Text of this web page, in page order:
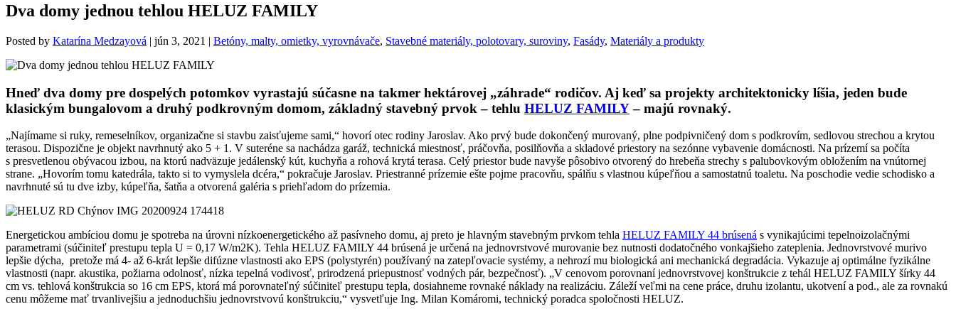
Dva domy jednou tehlou HELUZ FAMILY
Posted by Katarína Medzayová | jún 3, 2021 | Betóny, malty, omietky, vyrovnávače, Stavebné materiály, polotovary, suroviny, Fasády, Materiály a produkty
Hneď dva domy pre dospelých potomkov vyrastajú súčasne na takmer hektárovej „záhrade“ rodičov. Aj keď sa projekty architektonicky líšia, jeden bude
klasickým bungalovom a druhý podkrovným domom, základný stavebný prvok – tehlu HELUZ FAMILY– majú rovnaký.
„Najímame si ruky, remeselníkov, organizačne si stavbu zaisťujeme sami,“ hovorí otec rodiny Jaroslav. Ako prvý bude dokončený murovaný, plne podpivničený dom s podkrovím, sedlovou strechou a krytou
terasou. Dispozične je objekt navrhnutý ako 5 + 1. V suteréne sa nachádza garáž, technická miestnosť, práčovňa, posilňovňa a skladové priestory na sezónne vybavenie domácnosti. Na prízemí sa počíta
s presvetlenou obývacou izbou, na ktorú nadväzuje jedálenský kút, kuchyňa a rohová krytá terasa. Celý priestor bude navyše pôsobivo otvorený do hrebeňa strechy s palubovkovým obložením na vnútornej
strane. „Hovorím tomu katedrála, takto si to vymyslela dcéra,“ pokračuje Jaroslav. Priestranné prízemie ešte pojme pracovňu, spálňu s vlastnou kúpeľňou a samostatnú toaletu. Na poschodie vedie schodisko a
navrhnuté sú tu dve izby, kúpeľňa, šatňa a otvorená galéria s priehľadom do prízemia.
Energetickou ambíciou domu je spotreba na úrovni nízkoenergetického až pasívneho domu, aj preto je hlavným stavebným prvkom tehla HELUZ FAMILY 44 brúsená s vynikajúcimi tepelnoizolačnými
parametrami (súčiniteľ prestupu tepla U = 0,17 W/m2K). Tehla HELUZ FAMILY 44 brúsená je určená na jednovrstvové murovanie bez nutnosti dodatočného vonkajšieho zateplenia. Jednovrstvové murivo
lepšie dýcha, pretože má 4- až 6-krát lepšie difúzne vlastnosti ako EPS (polystyrén) používaný na zatepľovacie systémy, a nehrozí mu biologická ani mechanická degradácia. Vykazuje aj optimálne fyzikálne
vlastnosti (napr. akustika, požiarna odolnosť, nízka tepelná vodivosť, prirodzená priepustnosť vodných pár, bezpečnosť). „V cenovom porovnaní jednovrstvovej konštrukcie z tehál HELUZ FAMILY šírky 44
cm vs. tehlová konštrukcia so 16 cm EPS, ktorá má porovnateľný súčiniteľ prestupu tepla, dosiahneme rovnaké náklady na realizáciu. Záleží veľmi na cene práce, druhu izolantu, ukotvení a pod., ale za rovnakú
cenu môžeme mať trvanlivejšiu a jednoduchšiu jednovrstvovú konštrukciu,“ vysvetľuje Ing. Milan Komáromi, technický poradca spoločnosti HELUZ.